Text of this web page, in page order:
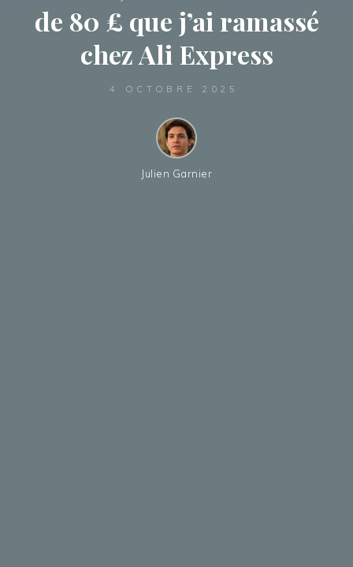
de 80 £ que j’ai ramassé
chez Ali Express
4 OCTOBRE 2025
Julien Garnier